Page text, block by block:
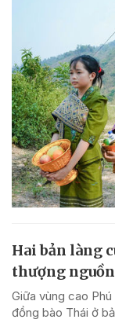
Hai bản làng
thượng
Giữa vùng cao
đồng bào Thái ở